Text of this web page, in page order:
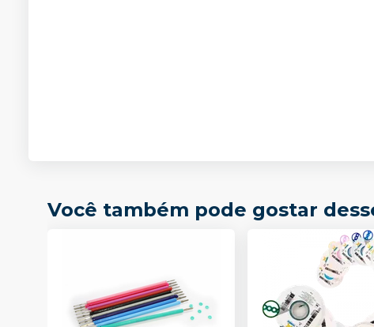
Você também pode gostar